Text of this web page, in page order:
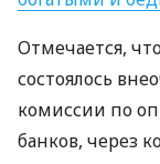
Отмечается,
состоялось
комиссии по
банков, через